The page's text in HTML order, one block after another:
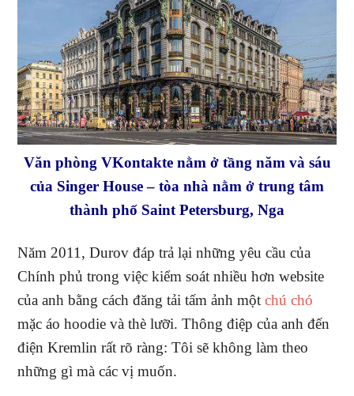
Văn phòng VKontakte nằm ở tầng năm và sáu
của Singer House – tòa nhà nằm ở trung tâm
thành phố Saint Petersburg, Nga
Năm 2011, Durov đáp trả lại những yêu cầu của
Chính phủ trong việc kiểm soát nhiều hơn website
của anh bằng cách đăng tải tấm ảnh mộtchú chó
mặc áo hoodie và thè lưỡi. Thông điệp của anh đến
điện Kremlin rất rõ ràng: Tôi sẽ không làm theo
những gì mà các vị muốn.